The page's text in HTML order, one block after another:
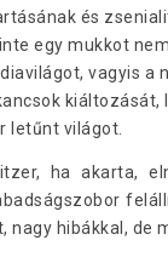
és
egy mukkot
vagyis a
kiáltozását,
letűnt világot.
ha akarta,
nagy hibákkal, de